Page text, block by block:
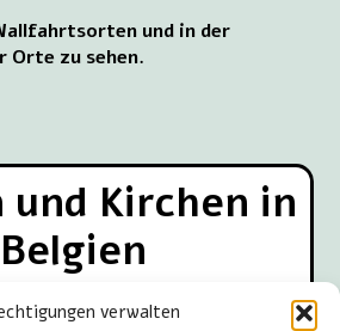
verwalten
und in der
Orte zu sehen.
und Kirchen in
Belgien